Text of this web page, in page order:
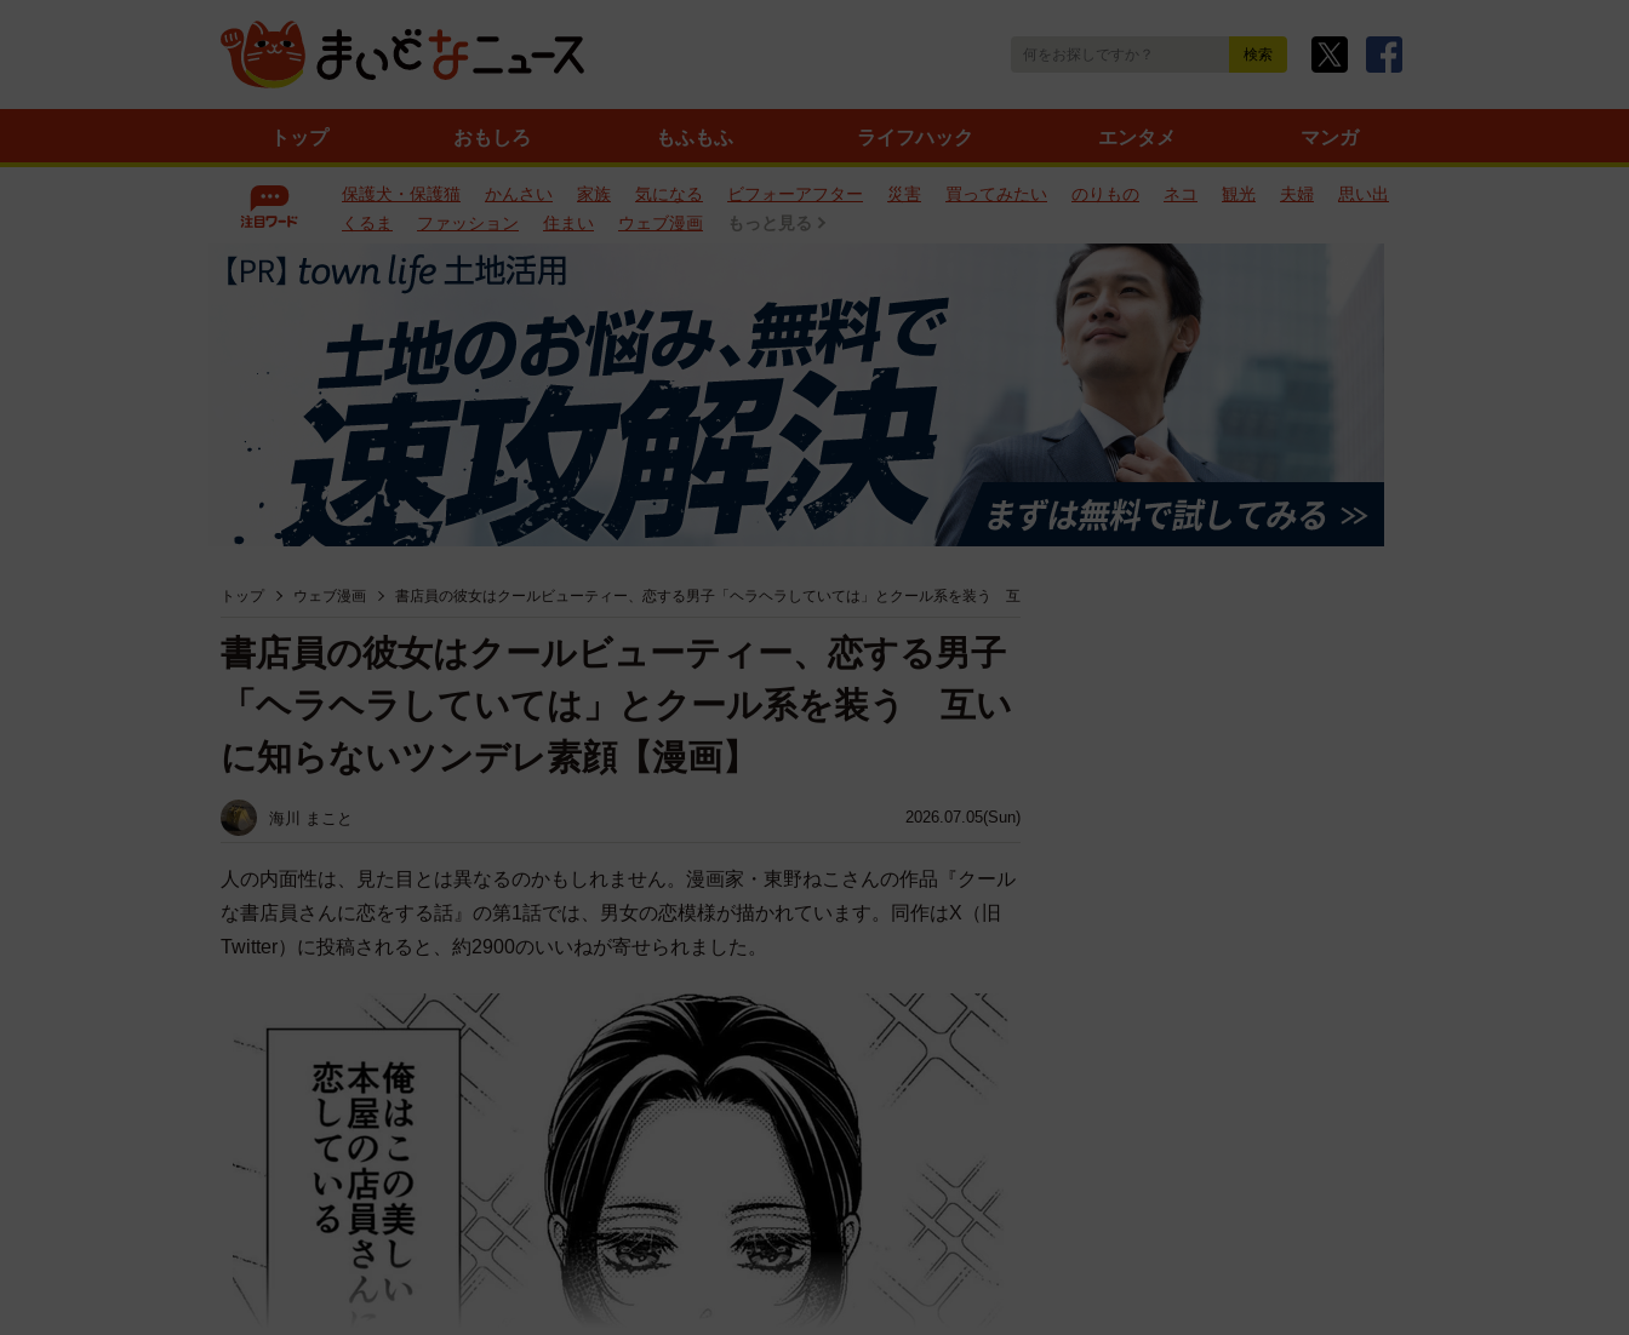
トップ おもしろ もふもふ ライフハック エンタメ マンガ
保護犬・保護猫 かんさい 家族 気になる ビフォーアフター 災害 買ってみたい のりもの ネコ 観光 夫婦
思い出
くるま
ファッション 住まい ウェブ漫画 もっと見る
トップ ウェブ漫画 書店員の彼女はクールビューティー、恋する男子「ヘラヘラしていては」とクール系を装う 互
2026.07.05(Sun)
書店員の彼女はクールビューティー、恋する男子
「ヘラヘラしていては」とクール系を装う 互い
に知らないツンデレ素顔【漫画】
海川 まこと
人の内面性は、見た目とは異なるのかもしれません。漫画家・東野ねこさんの作品『クール
な書店員さんに恋をする話』の第1話では、男女の恋模様が描かれています。同作はX（旧
Twitter）に投稿されると、約2900のいいねが寄せられました。